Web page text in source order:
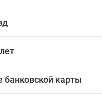
банковской карты